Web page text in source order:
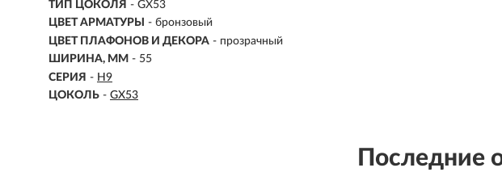
ТИП ЦОКОЛЯ - GX53
ЦВЕТ АРМАТУРЫ
- бронзовый
ЦВЕТ ПЛАФОНОВ И ДЕКОРА - прозрачный
ШИРИНА, ММ - 55
СЕРИЯ - H9
ЦОКОЛЬ - GX53
Последние